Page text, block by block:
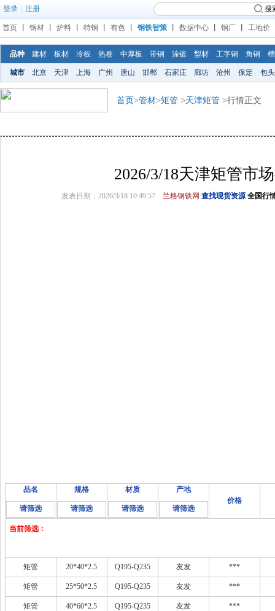
登录 注册 搜
首页 钢材 炉料 特钢 有色 钢铁智策 数据中心 钢厂 工地价
品种 建材 板材 冷板 热卷 中厚板 带钢 涂镀 型材 工字钢 角钢
城市 北京 天津 上海 广州 唐山 邯郸 石家庄 廊坊 沧州 保定 包头
首页>管材>矩管 >天津矩管 >行情正文
2026/3/18天津矩管市
发表日期：2026/3/18 10:49:57 兰格钢铁网 查找现货资源 全国行
品名
请筛选
规格
请筛选
材质
请筛选
产地
请筛选
价格
当前筛选：
矩管 20*40*2.5 Q195-Q235 友发 ***
矩管 25*50*2.5 Q195-Q235 友发 ***
矩管 40*60*2.5 Q195-Q235 友发 ***